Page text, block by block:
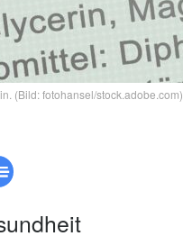
(Bild: fotohansel/stock.adobe.com)